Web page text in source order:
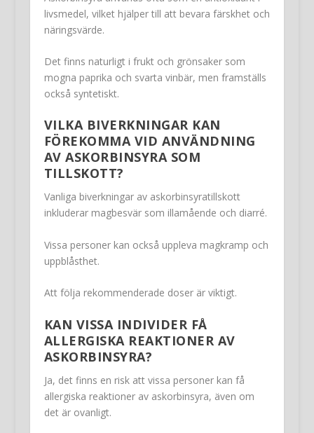
livsmedel, vilket hjälper till att bevara färskhet och
näringsvärde.
Det finns naturligt i frukt och grönsaker som
mogna paprika och svarta vinbär, men framställs
också syntetiskt.
VILKA BIVERKNINGAR KAN
FÖREKOMMA VID ANVÄNDNING
AV ASKORBINSYRA SOM
TILLSKOTT?
Vanliga biverkningar av askorbinsyratillskott
inkluderar magbesvär som illamående och diarré.
Vissa personer kan också uppleva magkramp och
uppblåsthet.
Att följa rekommenderade doser är viktigt.
KAN VISSA INDIVIDER FÅ
ALLERGISKA REAKTIONER AV
ASKORBINSYRA?
Ja, det finns en risk att vissa personer kan få
allergiska reaktioner av askorbinsyra, även om
det är ovanligt.